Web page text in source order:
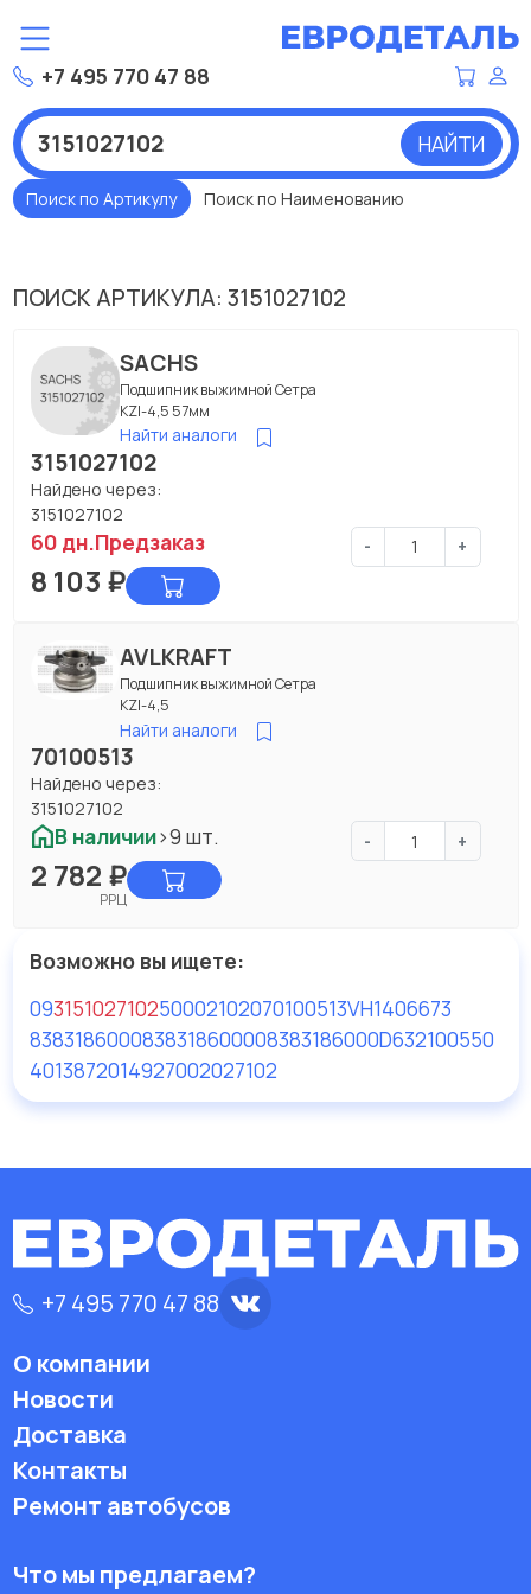
+7 495 770 47 88
НАЙТИ
Поиск по Артикулу Поиск по Наименованию
ПОИСК АРТИКУЛА: 3151027102
SACHS
Подшипник выжимной Сетра
KZI-4,5 57мм
Найти аналоги
3151027102
Найдено через:
3151027102
60 дн.Предзаказ - +
8 103 ₽
AVLKRAFT
Подшипник выжимной Сетра
KZI-4,5
Найти аналоги
70100513
Найдено через:
3151027102
В наличии>9 шт. - +
2 782 ₽
РРЦ
Возможно вы ищете:
09315102710250002102070100513VH1406673
8383186000838318600008383186000D632100550
4013872014927002027102
+7 495 770 47 88
О компании
Новости
Доставка
Контакты
Ремонт автобусов
Что мы предлагаем?